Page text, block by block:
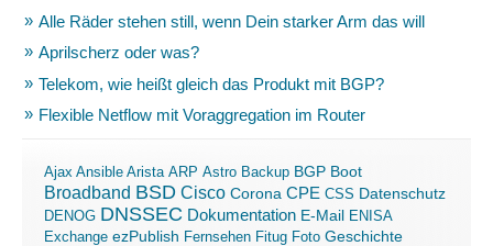
Alle Räder stehen still, wenn Dein starker Arm das will
Aprilscherz oder was?
Telekom, wie heißt gleich das Produkt mit BGP?
Flexible Netflow mit Voraggregation im Router
Ajax Ansible Arista ARP Astro Backup BGP Boot
Broadband BSD Cisco Corona CPE CSS Datenschutz
DENOG DNSSEC Dokumentation E-Mail ENISA
Exchange ezPublish Fernsehen Fitug Foto Geschichte